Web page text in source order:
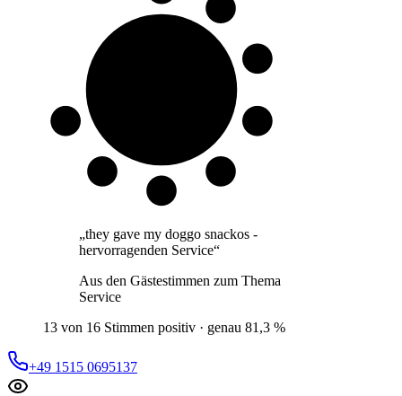
„they gave my doggo snackos -
hervorragenden Service“
Aus den Gästestimmen zum Thema
Service
13 von 16 Stimmen positiv · genau 81,3 %
+49 1515 0695137